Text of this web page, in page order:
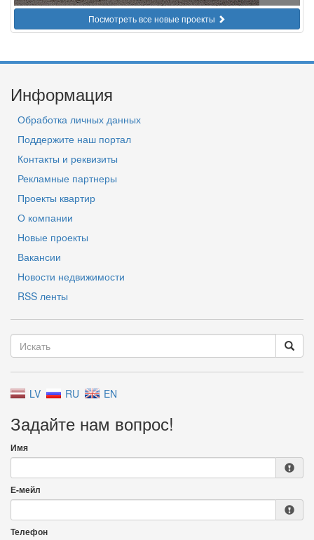
Посмотреть все новые проекты
Информация
Обработка личных данных
Поддержите наш портал
Контакты и реквизиты
Рекламные партнеры
Проекты квартир
О компании
Новые проекты
Вакансии
Новости недвижимости
RSS ленты
LV RU EN
Задайте нам вопрос!
Имя
Е-мейл
Телефон